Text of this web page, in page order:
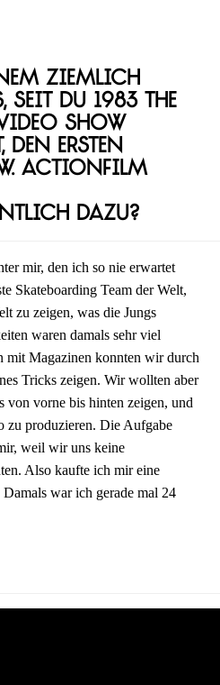
ziemlich
du 1983 The
Show
den ersten
Actionfilm
dazu?
mir, den ich so nie erwartet
Skateboarding Team der Welt,
zu zeigen, was die Jungs
waren damals sehr viel
mit Magazinen konnten wir durch
Tricks zeigen. Wir wollten aber
von vorne bis hinten zeigen, und
zu produzieren. Die Aufgabe
weil wir uns keine
Also kaufte ich mir eine
war ich gerade mal 24